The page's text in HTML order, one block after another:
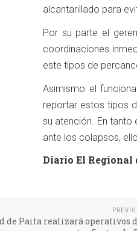
alcantarillado para
Por su parte el
coordinaciones
este tipos de
Asimismo el
reportar estos tipos
su atención. En tanto
ante los colapsos,
Diario El Regional
de Paita realizará operativos